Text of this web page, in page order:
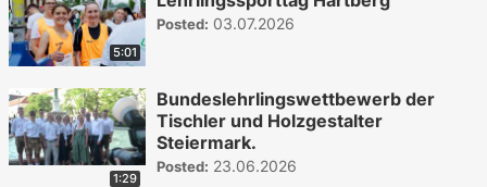
5:01
Posted: 03.07.2026
1:29
Bundeslehrlingswettbewerb der
Tischler und Holzgestalter
Steiermark.
Posted: 23.06.2026